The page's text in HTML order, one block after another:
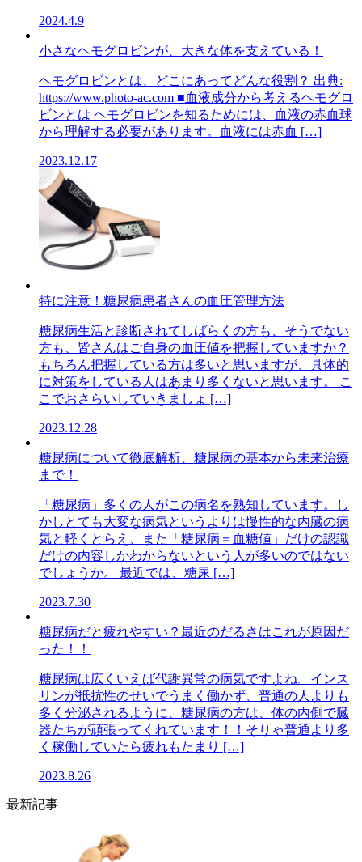
2024.4.9
小さなヘモグロビンが、大きな体を支えている！
ヘモグロビンとは、どこにあってどんな役割？ 出典:
https://www.photo-ac.com ■血液成分から考えるヘモグロ
ビンとは ヘモグロビンを知るためには、血液の赤血球
から理解する必要があります。血液には赤血 […]
2023.12.17
特に注意！糖尿病患者さんの血圧管理方法
糖尿病生活と診断されてしばらくの方も、そうでない
方も、皆さんはご自身の血圧値を把握していますか？
もちろん把握している方は多いと思いますが、具体的
に対策をしている人はあまり多くないと思います。 こ
こでおさらいしていきましょ […]
2023.12.28
糖尿病について徹底解析、糖尿病の基本から未来治療
まで！
「糖尿病」多くの人がこの病名を熟知しています。し
かしとても大変な病気というよりは慢性的な内臓の病
気と軽くとらえ、また「糖尿病＝血糖値」だけの認識
だけの内容しかわからないという人が多いのではない
でしょうか。 最近では、糖尿 […]
2023.7.30
糖尿病だと疲れやすい？最近のだるさはこれが原因だ
った！！
糖尿病は広くいえば代謝異常の病気ですよね。インス
リンが抵抗性のせいでうまく働かず、普通の人よりも
多く分泌されるように、糖尿病の方は、体の内側で臓
器たちが頑張ってくれています！！そりゃ普通より多
く稼働していたら疲れもたまり […]
2023.8.26
最新記事